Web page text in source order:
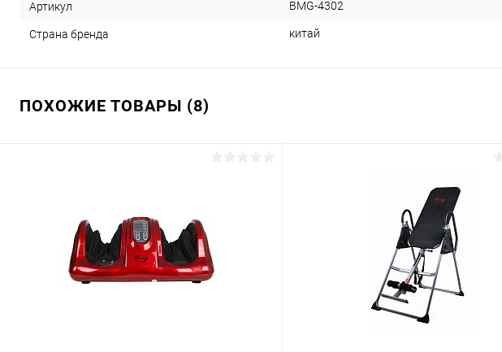
Артикул BMG-4302
Страна бренда китай
ПОХОЖИЕ ТОВАРЫ (8)